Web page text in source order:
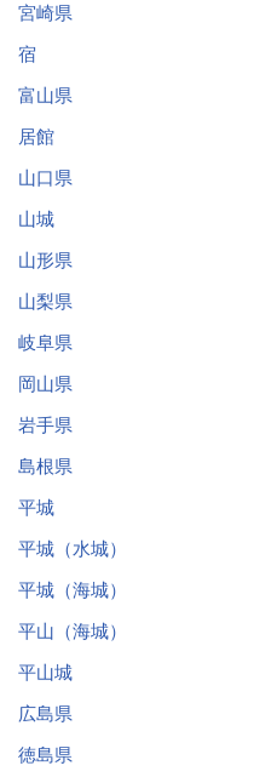
宮崎県
宿
富山県
居館
山口県
山城
山形県
山梨県
岐阜県
岡山県
岩手県
島根県
平城
平城（水城）
平城（海城）
平山（海城）
平山城
広島県
徳島県